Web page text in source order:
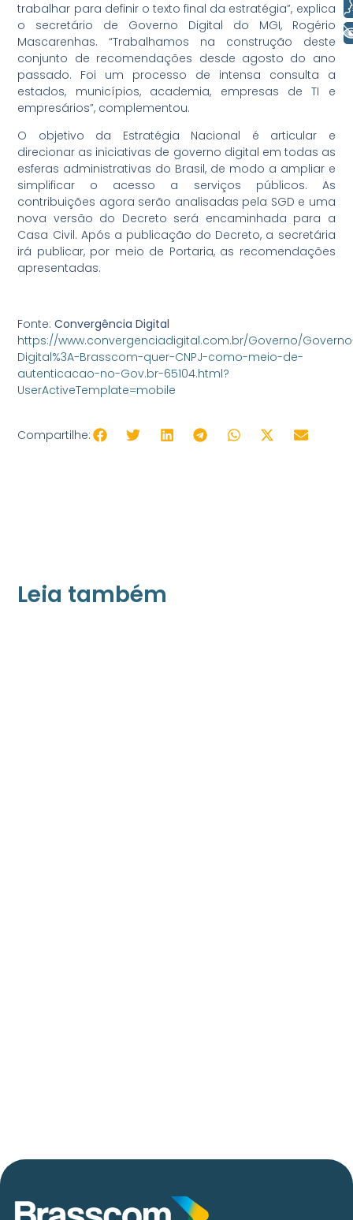
trabalhar para definir o texto final da estratégia”, explica
o secretário de Governo Digital do MGI, Rogério
Mascarenhas. “Trabalhamos na construção deste
conjunto de recomendações desde agosto do ano
passado. Foi um processo de intensa consulta a
estados, municípios, academia, empresas de TI e
empresários”, complementou.
O objetivo da Estratégia Nacional é articular e
direcionar as iniciativas de governo digital em todas as
esferas administrativas do Brasil, de modo a ampliar e
simplificar o acesso a serviços públicos. As
contribuições agora serão analisadas pela SGD e uma
nova versão do Decreto será encaminhada para a
Casa Civil. Após a publicação do Decreto, a secretária
irá publicar, por meio de Portaria, as recomendações
apresentadas.
Fonte:Convergência Digital
https://www.convergenciadigital.com.br/Governo/
Digital%3A-Brasscom-quer-CNPJ-como-meio-de-
autenticacao-no-Gov.br-65104.html?
UserActiveTemplate=mobile
Compartilhe:
Leia também
Voz
+ Acessibilidade